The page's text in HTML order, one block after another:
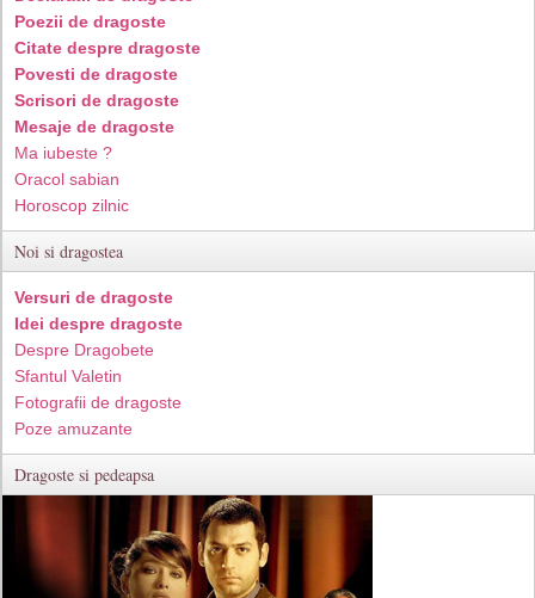
Poezii de dragoste
Citate despre dragoste
Povesti de dragoste
Scrisori de dragoste
Mesaje de dragoste
Ma iubeste ?
Oracol sabian
Horoscop zilnic
Noi si dragostea
Versuri de dragoste
Idei despre dragoste
Despre Dragobete
Sfantul Valetin
Fotografii de dragoste
Poze amuzante
Dragoste si pedeapsa